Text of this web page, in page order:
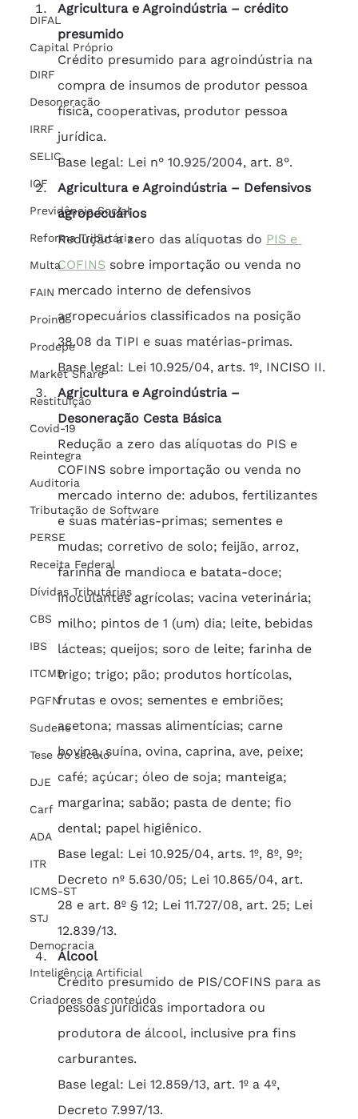
DIFAL
Capital Próprio
DIRF
Desoneração
IRRF
SELIC
IOF
Previdência Social
Reforma Tributária
Multa
FAIN
Proind
Prodepe
Market Share
Restituição
Covid-19
Reintegra
Auditoria
Tributação de Software
PERSE
Receita Federal
Dívidas Tributárias
CBS
IBS
ITCMD
PGFN
Sudene
Tese do século
DJE
Carf
ADA
ITR
ICMS-ST
STJ
Democracia
Inteligência Artificial
Criadores de conteúdo
Agricultura e Agroindústria – crédito
presumido
Crédito presumido para agroindústria na
compra de insumos de produtor pessoa
física, cooperativas, produtor pessoa
jurídica.
Base legal: Lei n° 10.925/2004, art. 8°.
Agricultura e Agroindústria – Defensivos
agropecuários
Redução a zero das alíquotas do PIS e
COFINS sobre importação ou venda no
mercado interno de defensivos
agropecuários classificados na posição
38.08 da TIPI e suas matérias-primas.
Base legal: Lei 10.925/04, arts. 1º, INCISO II.
Agricultura e Agroindústria –
Desoneração Cesta Básica
Redução a zero das alíquotas do PIS e
COFINS sobre importação ou venda no
mercado interno de: adubos, fertilizantes
e suas matérias-primas; sementes e
mudas; corretivo de solo; feijão, arroz,
farinha de mandioca e batata-doce;
inoculantes agrícolas; vacina veterinária;
milho; pintos de 1 (um) dia; leite, bebidas
lácteas; queijos; soro de leite; farinha de
trigo; trigo; pão; produtos hortícolas,
frutas e ovos; sementes e embriões;
acetona; massas alimentícias; carne
bovina, suína, ovina, caprina, ave, peixe;
café; açúcar; óleo de soja; manteiga;
margarina; sabão; pasta de dente; fio
dental; papel higiênico.
Base legal: Lei 10.925/04, arts. 1º, 8º, 9º;
Decreto nº 5.630/05; Lei 10.865/04, art.
28 e art. 8º § 12; Lei 11.727/08, art. 25; Lei
12.839/13.
Álcool
Crédito presumido de PIS/COFINS para as
pessoas jurídicas importadora ou
produtora de álcool, inclusive pra fins
carburantes.
Base legal: Lei 12.859/13, art. 1º a 4º,
Decreto 7.997/13.